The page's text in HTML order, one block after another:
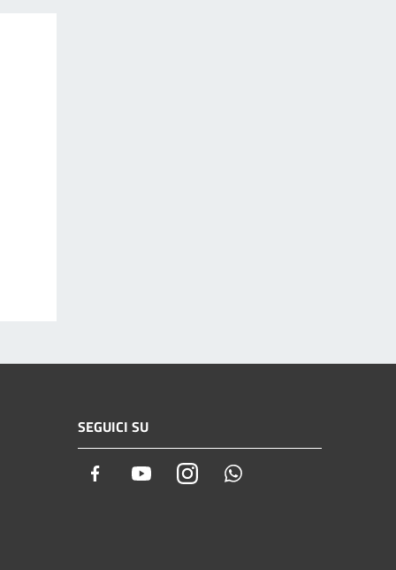
SEGUICI SU
Facebook YoutubeInstagram